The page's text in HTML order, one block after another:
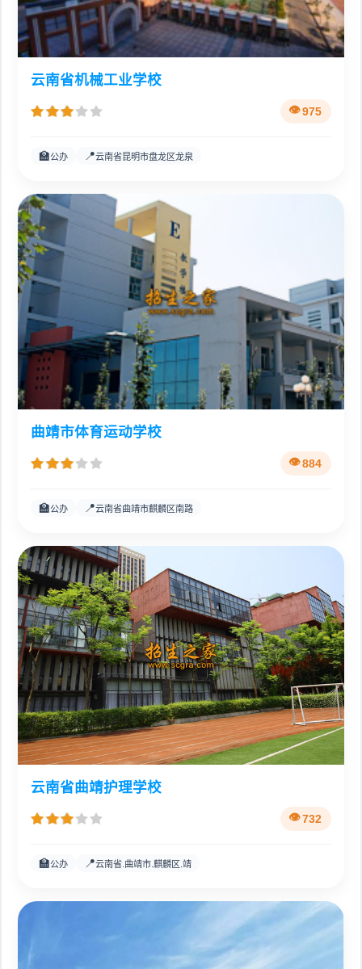
云南省机械工业学校
975
🏫公办 📍云南省昆明市盘龙区龙泉
曲靖市体育运动学校
884
🏫公办 📍云南省曲靖市麒麟区南路
云南省曲靖护理学校
732
🏫公办 📍云南省.曲靖市.麒麟区.靖